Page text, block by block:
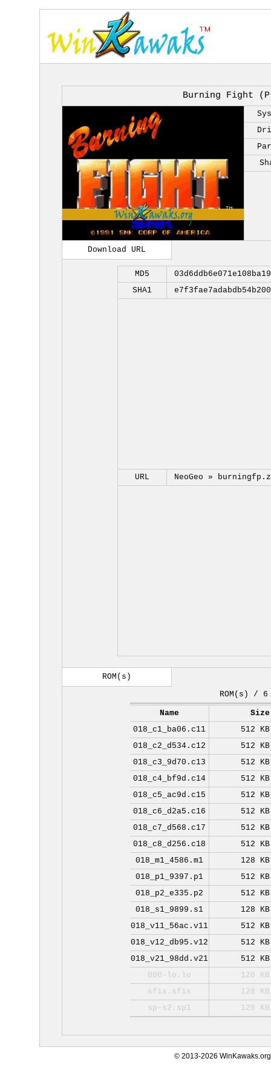
Burning Fight
Download URL
MD5
SHA1
URL NeoGeo »
ROM(s)
ROM(s) / 6
Name
Size
018_c1_ba06.c11
512 KB
018_c2_d534.c12
512 KB
018_c3_9d70.c13
512 KB
018_c4_bf9d.c14
512 KB
018_c5_ac9d.c15
512 KB
018_c6_d2a5.c16
512 KB
018_c7_d568.c17
512 KB
018_c8_d256.c18
512 KB
018_m1_4586.m1
128 KB
018_p1_9397.p1
512 KB
018_p2_e335.p2
512 KB
018_s1_9899.s1
128 KB
018_v11_56ac.v11
512 KB
018_v12_db95.v12
512 KB
018_v21_98dd.v21
512 KB
000-lo.lo
128 KB
sfix.sfix
128 KB
sp-s2.sp1
128 KB
© 2013-2026